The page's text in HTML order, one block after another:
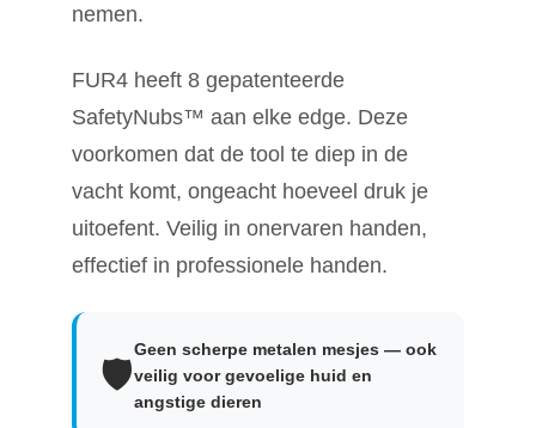
nemen.
FUR4 heeft 8 gepatenteerde
SafetyNubs™ aan elke edge. Deze
voorkomen dat de tool te diep in de
vacht komt, ongeacht hoeveel druk je
uitoefent. Veilig in onervaren handen,
effectief in professionele handen.
🛡️
Geen scherpe metalen mesjes — ook
veilig voor gevoelige huid en
angstige dieren